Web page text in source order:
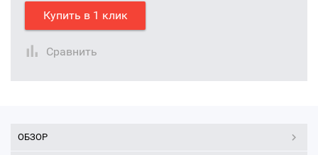
Купить в 1 клик
Сравнить
ОБЗОР